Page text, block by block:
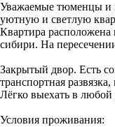
Уважаемые тюменцы и
уютную и светлую
Квартира
сибири. На
Закрытый двор. Есть
транспортная
Лёгко выехать в любой
Условия проживания: